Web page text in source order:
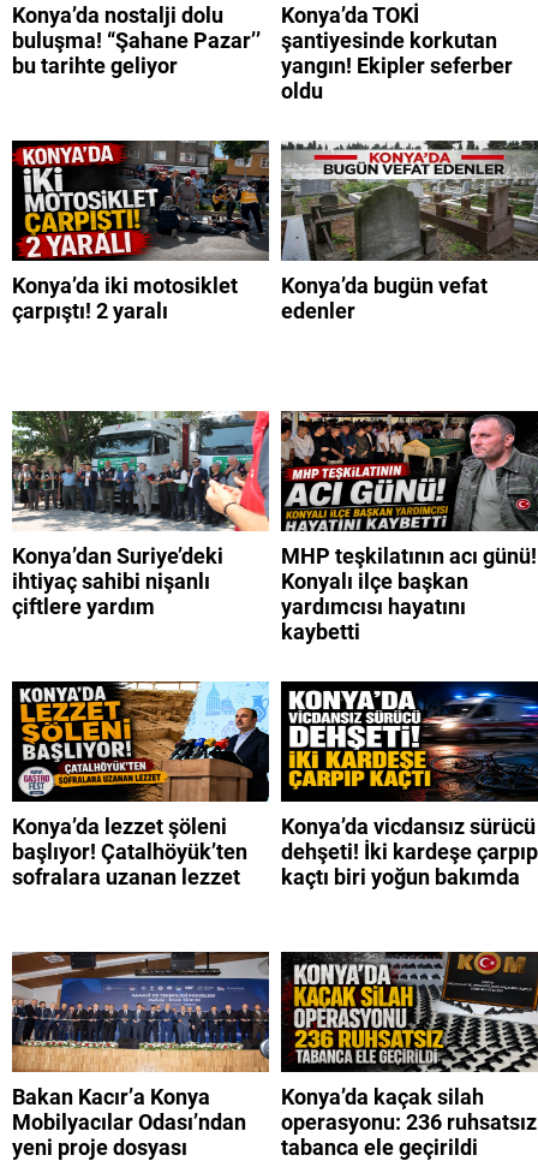
Konya’da nostalji dolu
buluşma! “Şahane Pazar’’
bu tarihte geliyor
Konya’da TOKİ
şantiyesinde korkutan
yangın! Ekipler seferber
oldu
Konya’da iki motosiklet
çarpıştı! 2 yaralı
Konya’da bugün vefat
edenler
Konya’dan Suriye’deki
ihtiyaç sahibi nişanlı
çiftlere yardım
MHP teşkilatının acı günü!
Konyalı ilçe başkan
yardımcısı hayatını
kaybetti
Konya’da lezzet şöleni
başlıyor! Çatalhöyük’ten
sofralara uzanan lezzet
Konya’da vicdansız sürücü
dehşeti! İki kardeşe çarpıp
kaçtı biri yoğun bakımda
Bakan Kacır’a Konya
Mobilyacılar Odası’ndan
yeni proje dosyası
Konya’da kaçak silah
operasyonu: 236 ruhsatsız
tabanca ele geçirildi